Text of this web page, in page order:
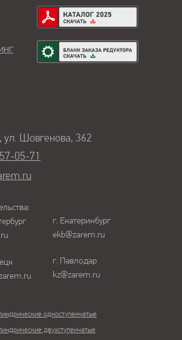
05-71
одноступенчатые
двухступенчатые
ул. Шовгенова, 362
г. Екатеринбург
ekb@zarem.ru
г. Павлодар
kz@zarem.ru